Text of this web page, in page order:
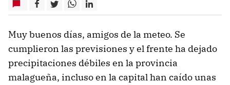
Muy buenos días, amigos de la meteo. Se
cumplieron las previsiones y el frente ha dejado
precipitaciones débiles en la provincia
malagueña, incluso en la capital han caído unas